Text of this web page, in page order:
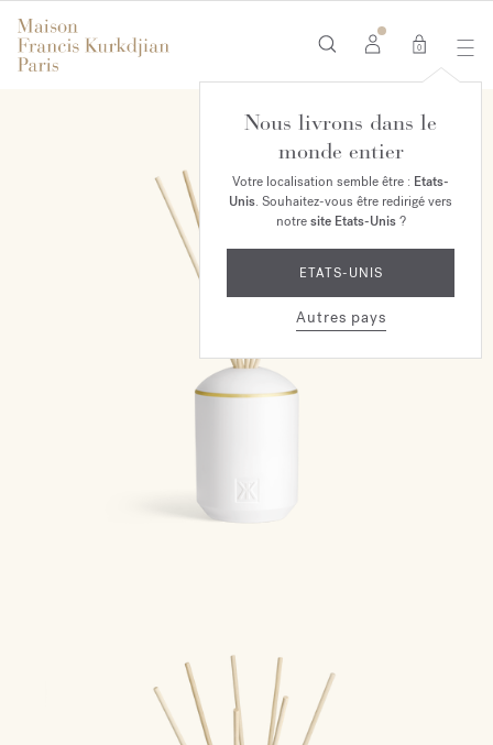
0
Nous livrons dans le
monde entier
Votre localisation semble être : Etats-
Unis. Souhaitez-vous être redirigé vers
notresite Etats-Unis?
ETATS-UNIS
Autres pays